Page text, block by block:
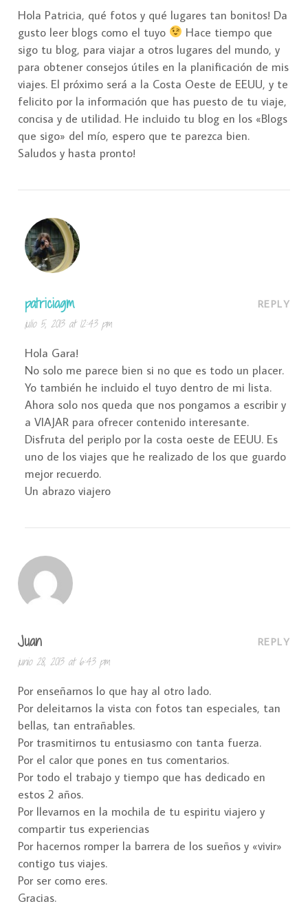
Hola Patricia, qué fotos y qué lugares tan bonitos! Da
gusto leer blogs como el tuyo
Hace tiempo que
sigo tu blog, para viajar a otros lugares del mundo, y
para obtener consejos útiles en la planificación de mis
viajes. El próximo será a la Costa Oeste de EEUU, y te
felicito por la información que has puesto de tu viaje,
concisa y de utilidad. He incluido tu blog en los «Blogs
que sigo» del mío, espero que te parezca bien.
Saludos y hasta pronto!
patriciagm
julio 5, 2013 at 12:43 pm
REPLY
Hola Gara!
No solo me parece bien si no que es todo un placer.
Yo también he incluido el tuyo dentro de mi lista.
Ahora solo nos queda que nos pongamos a escribir y
a VIAJAR para ofrecer contenido interesante.
Disfruta del periplo por la costa oeste de EEUU. Es
uno de los viajes que he realizado de los que guardo
mejor recuerdo.
Un abrazo viajero
Juan
junio 28, 2013 at 6:43 pm
REPLY
Por enseñarnos lo que hay al otro lado.
Por deleitarnos la vista con fotos tan especiales, tan
bellas, tan entrañables.
Por trasmitirnos tu entusiasmo con tanta fuerza.
Por el calor que pones en tus comentarios.
Por todo el trabajo y tiempo que has dedicado en
estos 2 años.
Por llevarnos en la mochila de tu espiritu viajero y
compartir tus experiencias
Por hacernos romper la barrera de los sueños y «vivir»
contigo tus viajes.
Por ser como eres.
Gracias.